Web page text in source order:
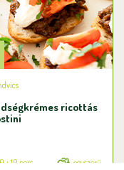
ricottás
+ 10 perc egyszerű